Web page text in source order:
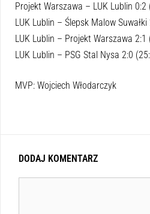
Projekt Warszawa – LUK Lublin 0:2
LUK Lublin – Ślepsk Malow
LUK Lublin – Projekt Warszawa
LUK Lublin – PSG Stal Nysa 2:0
MVP: Wojciech Włodarczyk
DODAJ KOMENTARZ